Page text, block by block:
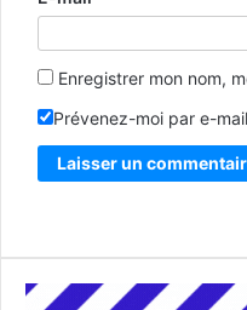
Enregistrer mon nom,
Prévenez-moi par e-